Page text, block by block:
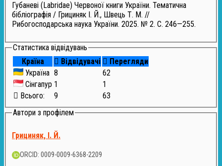
Губаневі (Labridae) Червоної книги України. Тематична
бібліографія / Грициняк І. Й., Швець Т. М. //
Рибогосподарська наука України. 2025. № 2. С. 246—255.
Статистика відвідувань
Країна
Відвідувачі
Перегляди
Україна 8
62
Сінгапур 1
1
Всього:
9
63
Автори з профілем
Грициняк, І. Й.
ORCID: 0009-0009-6368-2209